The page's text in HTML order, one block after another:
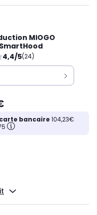
MIOGO
SmartHood
4,4/5(24)
bancaire104,23€